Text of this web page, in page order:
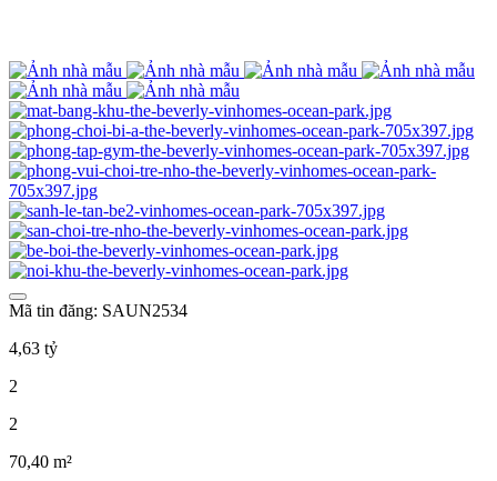
Mã tin đăng: SAUN2534
4,63 tỷ
2
2
70,40 m²